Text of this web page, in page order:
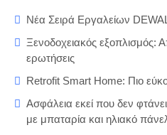
Νέα Σειρά Εργαλείων
Ξενοδοχειακός εξοπλισμός:
ερωτήσεις
Retrofit Smart Home: Πιο
Ασφάλεια εκεί που δεν
με μπαταρία και ηλιακό